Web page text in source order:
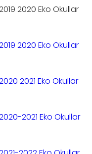
2020 Eko Okullar
2020 Eko Okullar
2021 Eko Okullar
2021 Eko Okullar